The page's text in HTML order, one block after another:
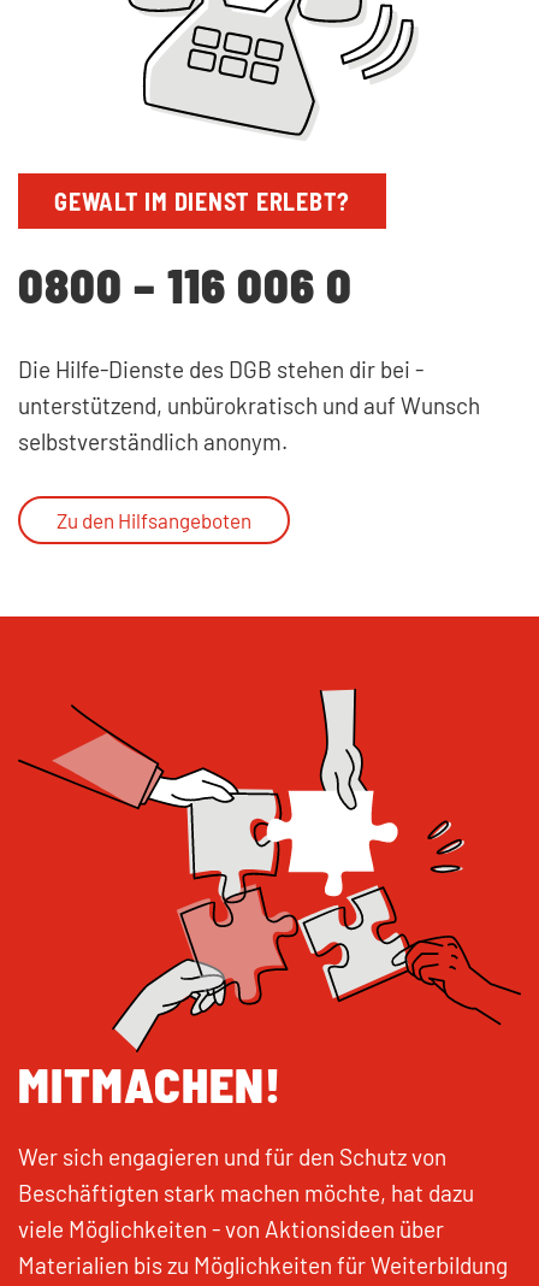
GEWALT IM DIENST ERLEBT?
0800 – 116 006 0
Die Hilfe-Dienste des DGB stehen dir bei -
unterstützend, unbürokratisch und auf Wunsch
selbstverständlich anonym.
Zu den Hilfsangeboten
MITMACHEN!
Wer sich engagieren und für den Schutz von
Beschäftigten stark machen möchte, hat dazu
viele Möglichkeiten - von Aktionsideen über
Materialien bis zu Möglichkeiten für Weiterbildung